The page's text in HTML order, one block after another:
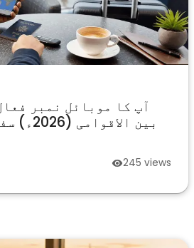
آپ کا موبائل نمبر
بین الاقوامی (2026ء) سفری نگہبان ہیں۔
245 views